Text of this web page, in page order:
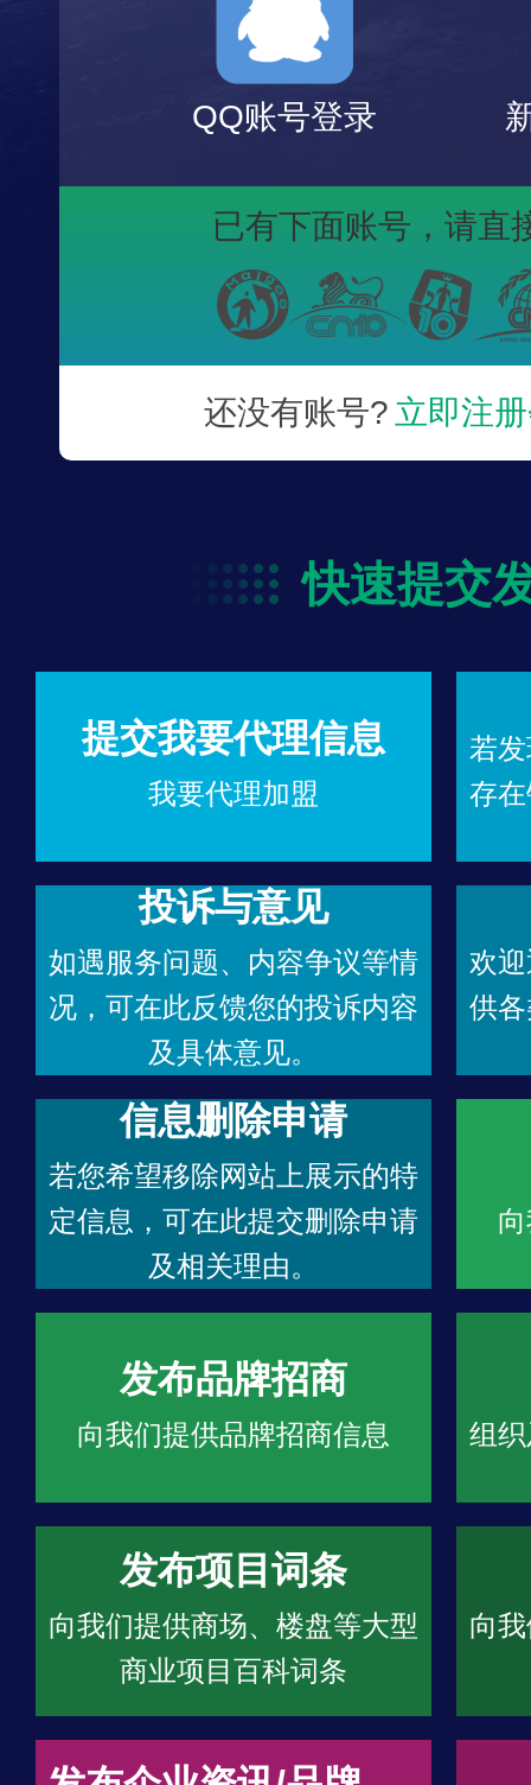
QQ账号登录
已有下面账号， 请直
还没有账号? 立即注
快速提交
提交我要代理信息
我要代理加盟
若
存
投诉与意见
如遇服务问题、内容争议等情
况，可在此反馈您的投诉内容
及具体意见。
欢
供
信息删除申请
若您希望移除网站上展示的特
定信息，可在此提交删除申请
及相关理由。
发布品牌招商
向我们提供品牌招商信息 组
发布项目词条
向我们提供商场、楼盘等大型
商业项目百科词条
向